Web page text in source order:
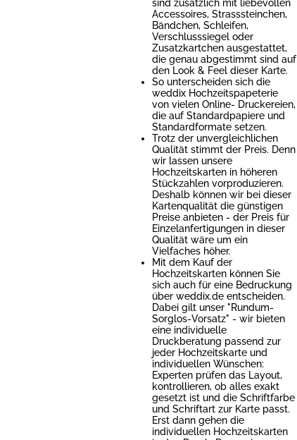
sind zusätzlich mit liebevollen
Accessoires, Strasssteinchen,
Bändchen, Schleifen,
Verschlusssiegel oder
Zusatzkartchen ausgestattet,
die genau abgestimmt sind auf
den Look & Feel dieser Karte.
So unterscheiden sich die
weddix Hochzeitspapeterie
von vielen Online- Druckereien,
die auf Standardpapiere und
Standardformate setzen.
Trotz der unvergleichlichen
Qualität stimmt der Preis. Denn
wir lassen unsere
Hochzeitskarten in höheren
Stückzahlen vorproduzieren.
Deshalb können wir bei dieser
Kartenqualität die günstigen
Preise anbieten - der Preis für
Einzelanfertigungen in dieser
Qualität wäre um ein
Vielfaches höher.
Mit dem Kauf der
Hochzeitskarten können Sie
sich auch für eine Bedruckung
über weddix.de entscheiden.
Dabei gilt unser "Rundum-
Sorglos-Vorsatz" - wir bieten
eine individuelle
Druckberatung passend zur
jeder Hochzeitskarte und
individuellen Wünschen:
Experten prüfen das Layout,
kontrollieren, ob alles exakt
gesetzt ist und die Schriftfarbe
und Schriftart zur Karte passt.
Erst dann gehen die
individuellen Hochzeitskarten